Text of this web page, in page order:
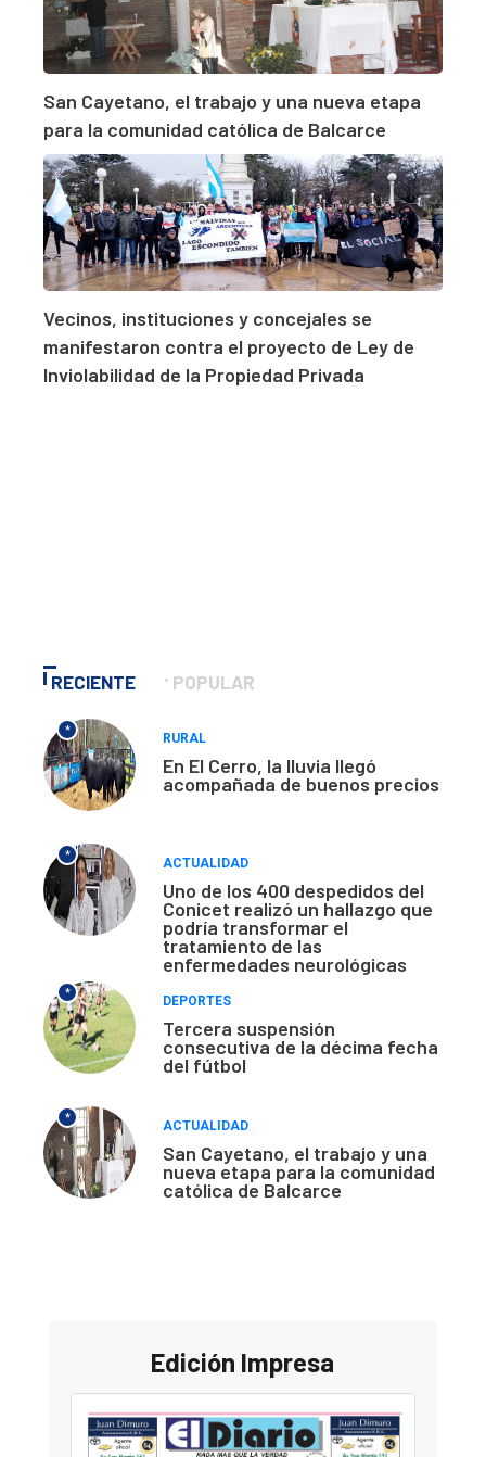
San Cayetano, el trabajo y una nueva etapa
para la comunidad católica de Balcarce
Vecinos, instituciones y concejales se
manifestaron contra el proyecto de Ley de
Inviolabilidad de la Propiedad Privada
RECIENTE POPULAR
*
RURAL
En El Cerro, la lluvia llegó
acompañada de buenos precios
*
ACTUALIDAD
Uno de los 400 despedidos del
Conicet realizó un hallazgo que
podría transformar el
tratamiento de las
enfermedades neurológicas
*
DEPORTES
Tercera suspensión
consecutiva de la décima fecha
del fútbol
*
ACTUALIDAD
San Cayetano, el trabajo y una
nueva etapa para la comunidad
católica de Balcarce
Edición Impresa